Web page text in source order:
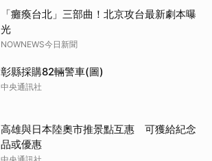
「癱瘓台北」三部曲！北京攻台最新劇本曝
光
NOWNEWS今日新聞
彰縣採購82輛警車(圖)
中央通訊社
高雄與日本陸奧市推景點互惠 可獲給紀念
品或優惠